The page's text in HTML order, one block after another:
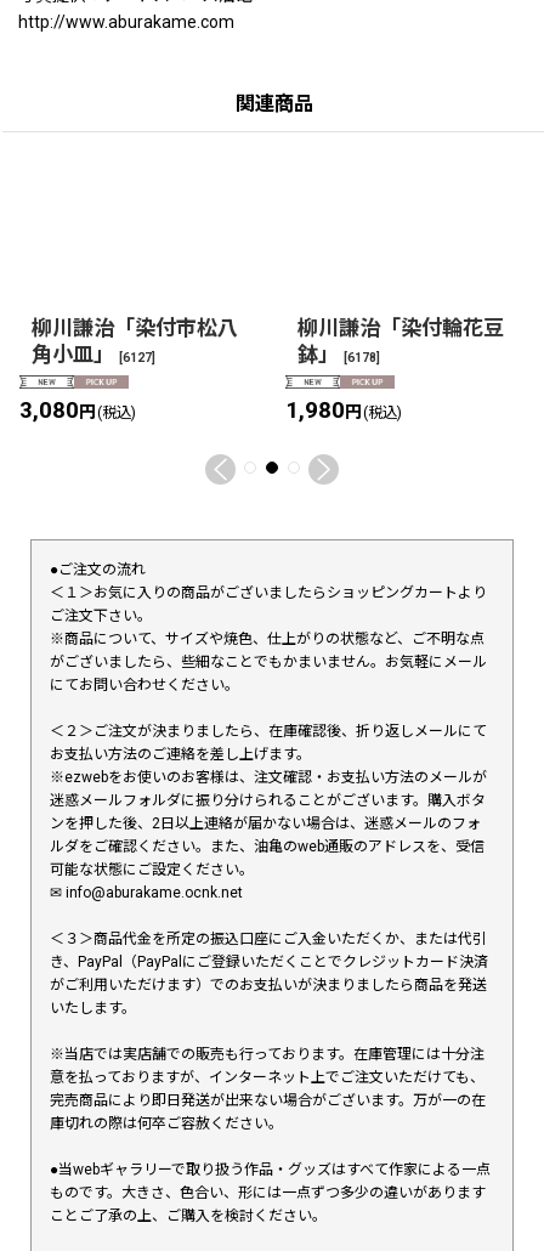
http://www.aburakame.com
関連商品
柳川謙治「染付市松八
角小皿」
[6127]
3,080円 (税込)
柳川謙治「染付輪花豆
鉢」
[6178]
1,980円 (税込)
●ご注文の流れ
＜１＞お気に入りの商品がございましたらショッピングカートより
ご注文下さい。
※商品について、サイズや焼色、仕上がりの状態など、ご不明な点
がございましたら、些細なことでもかまいません。お気軽にメール
にてお問い合わせください。
＜２＞ご注文が決まりましたら、在庫確認後、折り返しメールにて
お支払い方法のご連絡を差し上げます。
※ezwebをお使いのお客様は、注文確認・お支払い方法のメールが
迷惑メールフォルダに振り分けられることがございます。購入ボタ
ンを押した後、2日以上連絡が届かない場合は、迷惑メールのフォ
ルダをご確認ください。また、油亀のweb通販のアドレスを、受信
可能な状態にご設定ください。
✉︎ info@aburakame.ocnk.net
＜３＞商品代金を所定の振込口座にご入金いただくか、または代引
き、PayPal（PayPalにご登録いただくことでクレジットカード決済
がご利用いただけます）でのお支払いが決まりましたら商品を発送
いたします。
※当店では実店舗での販売も行っております。在庫管理には十分注
意を払っておりますが、インターネット上でご注文いただけても、
完売商品により即日発送が出来ない場合がございます。万が一の在
庫切れの際は何卒ご容赦ください。
●当webギャラリーで取り扱う作品・グッズはすべて作家による一点
ものです。大きさ、色合い、形には一点ずつ多少の違いがあります
ことご了承の上、ご購入を検討ください。